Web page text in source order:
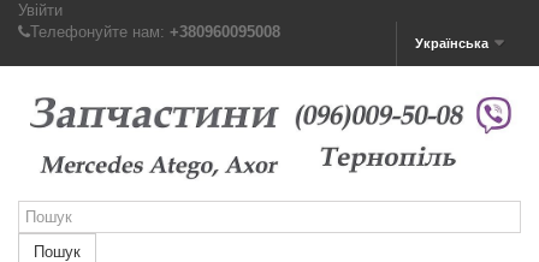
Увійти
Українська
Телефонуйте нам: +380960095008
Пошук